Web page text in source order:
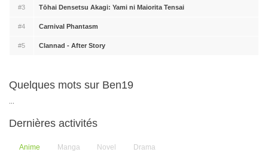
#3 Tōhai Densetsu Akagi: Yami ni Maiorita Tensai
#4 Carnival Phantasm
#5 Clannad - After Story
Quelques mots sur Ben19
Dernières activités
Anime Manga Novel Drama